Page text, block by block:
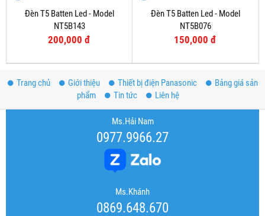
Đèn T5 Batten Led - Model
NT5B143
200,000 đ
Đèn T5 Batten Led - Model
NT5B076
150,000 đ
Trang chủ Giới thiệu Thiết bị điện Panasonic
Bảng giá sản
phẩm
Tin tức Liên hệ
Ms.Hải Nam
0977.9966.27
Ms.Khánh
0869.648.670